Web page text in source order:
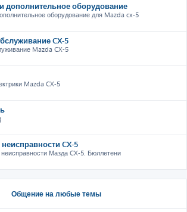
дополнительное оборудование
оборудование для Mazda cx-5
CX-5
Mazda CX-5
Mazda CX-5
CX-5
неисправности Мазда CX-5. Бюллетени
Общение на любые темы